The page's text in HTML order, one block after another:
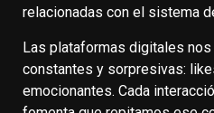
relacionadas con el sistema
Las plataformas digitales
constantes y sorpresivas:
emocionantes. Cada